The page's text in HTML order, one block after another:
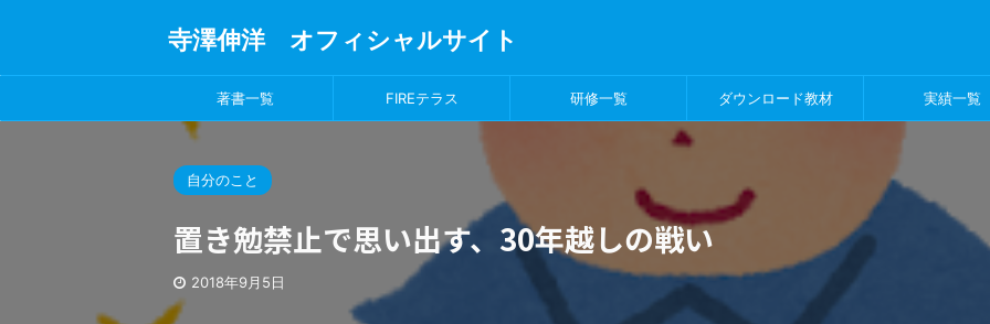
寺澤伸洋 オフィシャルサイト
著書一覧 FIREテラス 研修一覧 ダウンロード教材 実績一覧
自分のこと
置き勉禁止で思い出す、30年越しの戦い
2018年9月5日